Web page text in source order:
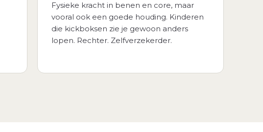
Fysieke kracht in benen en core, maar
vooral ook een goede houding. Kinderen
die kickboksen zie je gewoon anders
lopen. Rechter. Zelfverzekerder.